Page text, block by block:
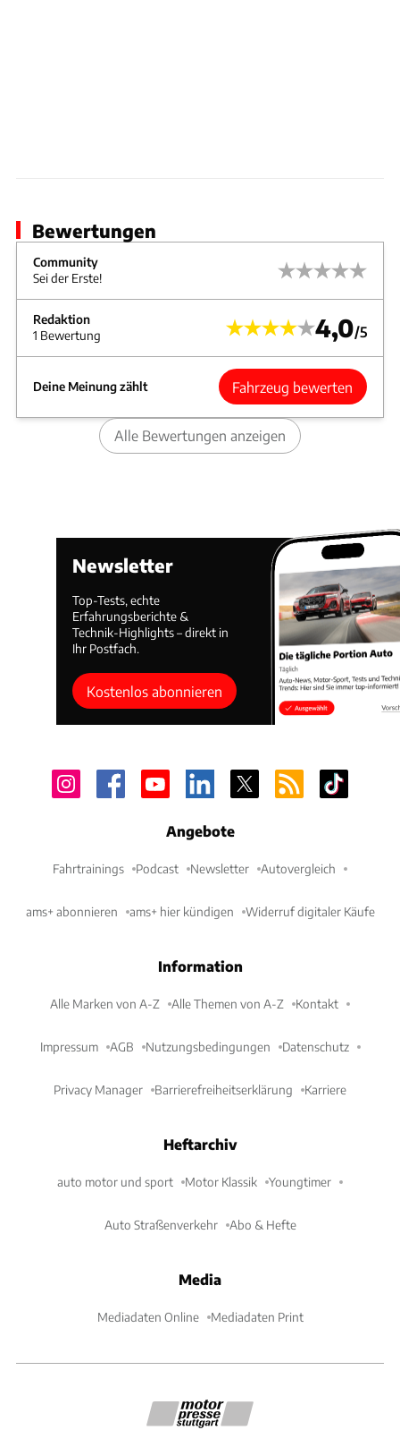
Bewertungen
Community
Sei der Erste!
Redaktion
1 Bewertung
4,0/5
Deine Meinung zählt Fahrzeug bewerten
Alle Bewertungen anzeigen
Newsletter
Top-Tests, echte
Erfahrungsberichte &
Technik-Highlights – direkt in
Ihr Postfach.
Kostenlos abonnieren
Angebote
Fahrtrainings Podcast Newsletter Autovergleich
ams+ abonnieren ams+ hier kündigen Widerruf digitaler Käufe
Information
Alle Marken von A-Z Alle Themen von A-Z Kontakt
Impressum AGB Nutzungsbedingungen Datenschutz
Privacy Manager Barrierefreiheitserklärung Karriere
Heftarchiv
auto motor und sport Motor Klassik Youngtimer
Auto Straßenverkehr Abo & Hefte
Media
Mediadaten Online Mediadaten Print